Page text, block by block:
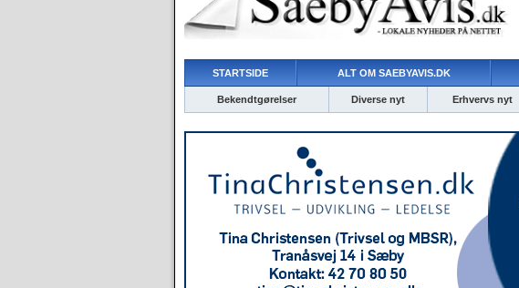
STARTSIDE ALT OM SAEBYAVIS.DK
Bekendtgørelser Diverse nyt Erhvervs nyt